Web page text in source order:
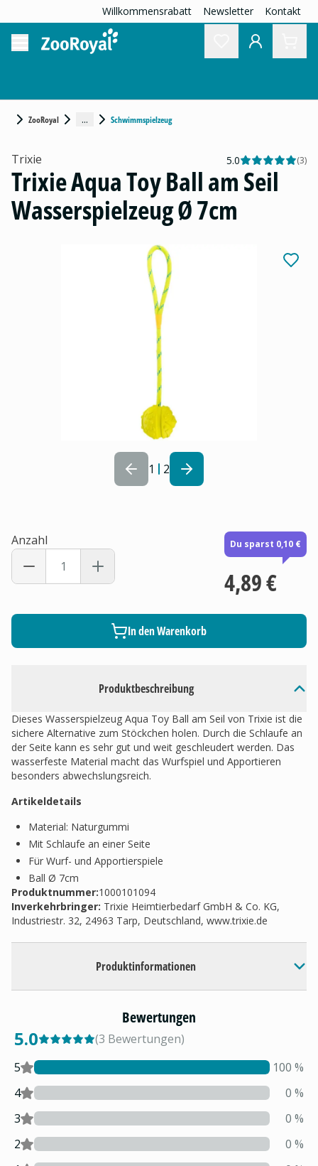
Willkommensrabatt Newsletter Kontakt
ZooRoyal ... Schwimmspielzeug
1 2
Produktbeschreibung
Dieses Wasserspielzeug Aqua Toy Ball am Seil von Trixie ist die
sichere Alternative zum Stöckchen holen. Durch die Schlaufe an
der Seite kann es sehr gut und weit geschleudert werden. Das
wasserfeste Material macht das Wurfspiel und Apportieren
besonders abwechslungsreich.
Artikeldetails
Material: Naturgummi
Mit Schlaufe an einer Seite
Für Wurf- und Apportierspiele
Ball Ø 7cm
Produktnummer:1000101094
Inverkehrbringer: Trixie Heimtierbedarf GmbH & Co. KG,
Industriestr. 32, 24963 Tarp, Deutschland, www.trixie.de
Produktinformationen
Trixie 5.0 (3)
Trixie Aqua Toy Ball am Seil
Wasserspielzeug Ø 7cm
Anzahl Du sparst 0,10 €
4,89 €
In den Warenkorb
Bewertungen
5.0 (3 Bewertungen)
5
100 %
4
0 %
3
0 %
2
0 %